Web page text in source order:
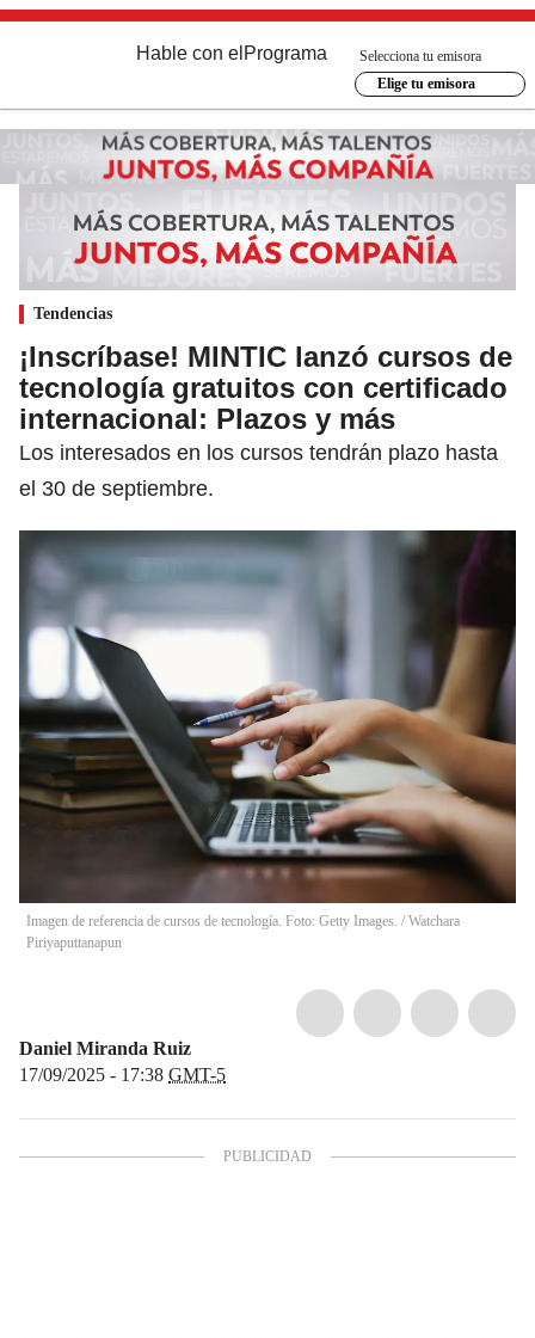
Hable con el Programa
Selecciona tu emisora
Elige tu emisora
Tendencias
¡Inscríbase! MINTIC lanzó cursos de
tecnología gratuitos con certificado
internacional: Plazos y más
Los interesados en los cursos tendrán plazo hasta
el 30 de septiembre.
Imagen de referencia de cursos de tecnología. Foto: Getty Images. / Watchara
Piriyaputtanapun
Daniel Miranda Ruiz
17/09/2025 - 17:38 GMT-5